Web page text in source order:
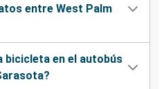
entre West Palm
bicicleta en el autobús